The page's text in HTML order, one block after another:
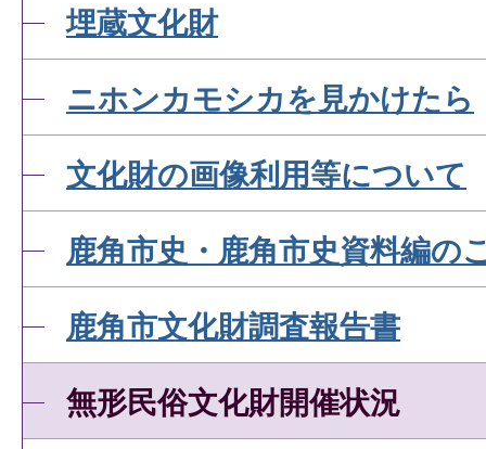
埋蔵文化財
ニホンカモシカを見かけたら
文化財の画像利用等について
鹿角市史・鹿角市史資料編の
鹿角市文化財調査報告書
無形民俗文化財開催状況